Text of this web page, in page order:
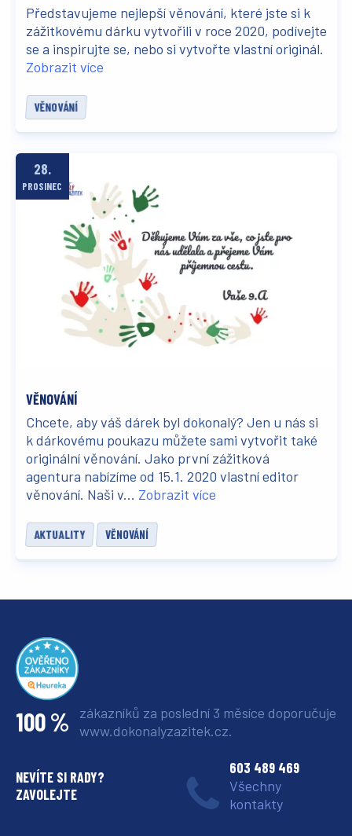
Představujeme nejlepší věnování, které jste si k
zážitkovému dárku vytvořili v roce 2020, podívejte
se a inspirujte se, nebo si vytvořte vlastní originál.
Zobrazit více
VĚNOVÁNÍ
28.
PROSINEC
VĚNOVÁNÍ
Chcete, aby váš dárek byl dokonalý? Jen u nás si
k dárkovému poukazu můžete sami vytvořit také
originální věnování. Jako první zážitková
agentura nabízíme od 15.1. 2020 vlastní editor
věnování. Naši v... Zobrazit více
AKTUALITY VĚNOVÁNÍ
100 % zákazníků za poslední 3 měsíce doporučuje
www.dokonalyzazitek.cz.
NEVÍTE SI RADY?
ZAVOLEJTE
603 489 469
Všechny
kontakty